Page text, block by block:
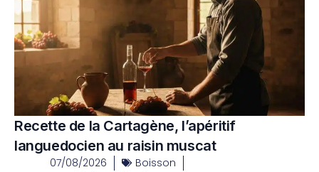
Recette de la Cartagène, l’apéritif
languedocien au raisin muscat
07/08/2026
Boisson